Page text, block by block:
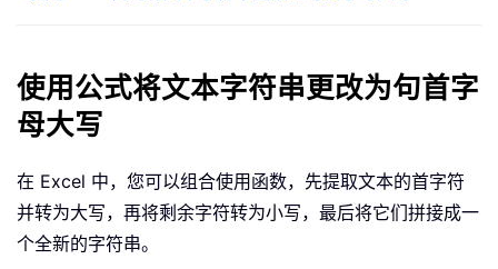
使用公式将文本字符串更改为句首字
母大写
在 Excel 中，您可以组合使用函数，先提取文本的首字符
并转为大写，再将剩余字符转为小写，最后将它们拼接成一
个全新的字符串。